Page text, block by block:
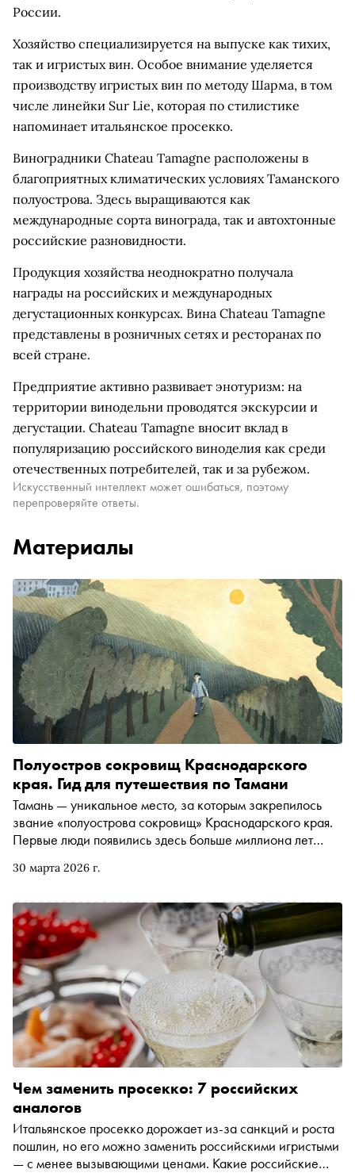
России.
Хозяйство специализируется на выпуске как тихих,
так и игристых вин. Особое внимание уделяется
производству игристых вин по методу Шарма, в том
числе линейки Sur Lie, которая по стилистике
напоминает итальянское просекко.
Виноградники Chateau Tamagne расположены в
благоприятных климатических условиях Таманского
полуострова. Здесь выращиваются как
международные сорта винограда, так и автохтонные
российские разновидности.
Продукция хозяйства неоднократно получала
награды на российских и международных
дегустационных конкурсах. Вина Chateau Tamagne
представлены в розничных сетях и ресторанах по
всей стране.
Предприятие активно развивает энотуризм: на
территории винодельни проводятся экскурсии и
дегустации. Chateau Tamagne вносит вклад в
популяризацию российского виноделия как среди
отечественных потребителей, так и за рубежом.
Искусственный интеллект может ошибаться, поэтому
перепроверяйте ответы.
Материалы
30 марта 2026 г.
Полуостров сокровищ Краснодарского
края. Гид для путешествия по Тамани
Тамань — уникальное место, за которым закрепилось
звание «полуострова сокровищ» Краснодарского края.
Первые люди появились здесь больше миллиона лет
Тут же находилось и загадочное Тмутараканское
Тамани производят вина, известные далеко за
пределами региона. Предлагаем маршрут путешествия
по главному винному и курортному региону России для
тех, кто ищет не только пляжный отдых
Чем заменить просекко: 7 российских
аналогов
Итальянское просекко дорожает из-за санкций и роста
пошлин, но его можно заменить российскими игристыми
— с менее вызывающими ценами. Какие российские